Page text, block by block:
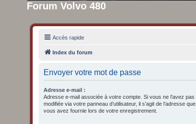
Forum Volvo 480
Accès rapide
Index du forum
Envoyer votre mot de passe
Adresse e-mail :
Adresse e-mail associée à votre compte. Si vous ne l’avez pas
modifiée via votre panneau d’utilisateur, il s’agit de l’adresse que
vous avez fournie lors de votre enregistrement.